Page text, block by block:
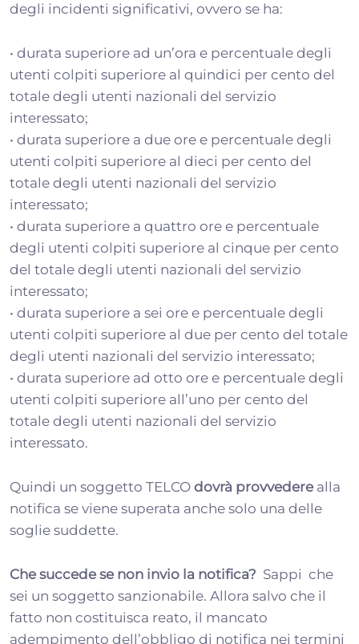
degli incidenti significativi, ovvero se ha:
• durata superiore ad un’ora e percentuale degli
utenti colpiti superiore al quindici per cento del
totale degli utenti nazionali del servizio
interessato;
• durata superiore a due ore e percentuale degli
utenti colpiti superiore al dieci per cento del
totale degli utenti nazionali del servizio
interessato;
• durata superiore a quattro ore e percentuale
degli utenti colpiti superiore al cinque per cento
del totale degli utenti nazionali del servizio
interessato;
• durata superiore a sei ore e percentuale degli
utenti colpiti superiore al due per cento del totale
degli utenti nazionali del servizio interessato;
• durata superiore ad otto ore e percentuale degli
utenti colpiti superiore all’uno per cento del
totale degli utenti nazionali del servizio
interessato.
Quindi un soggetto TELCO dovrà provvedere alla
notifica se viene superata anche solo una delle
soglie suddette.
Che succede se non invio la notifica? Sappi che
sei un soggetto sanzionabile. Allora salvo che il
fatto non costituisca reato, il mancato
adempimento dell’obbligo di notifica nei termini